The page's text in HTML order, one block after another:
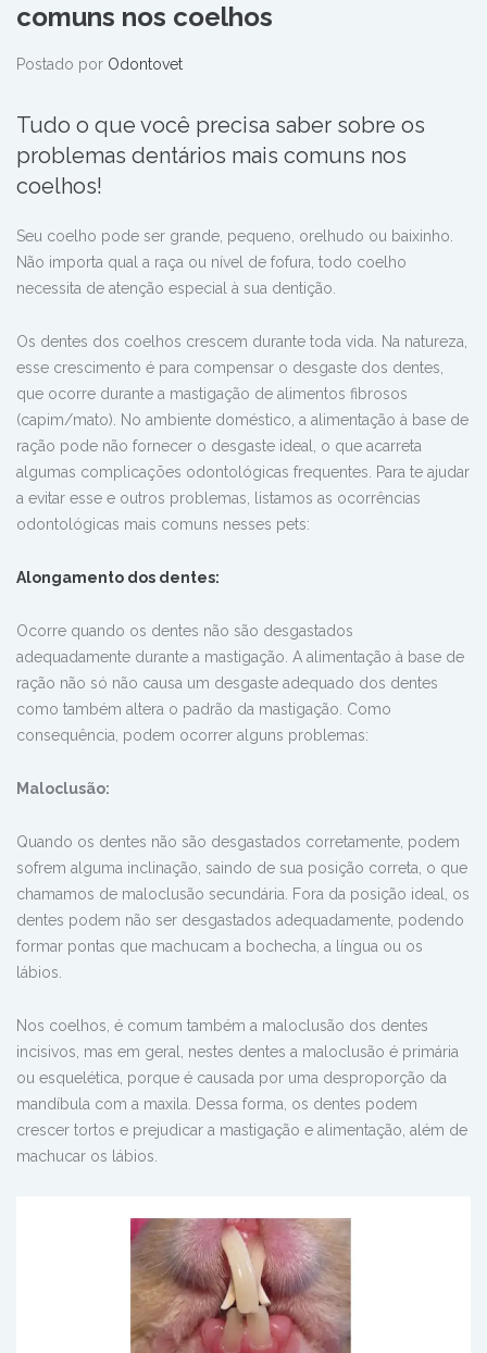
comuns nos coelhos
Postado por Odontovet
Tudo o que você precisa saber sobre os
problemas dentários mais comuns nos
coelhos!
Seu coelho pode ser grande, pequeno, orelhudo ou baixinho.
Não importa qual a raça ou nível de fofura, todo coelho
necessita de atenção especial à sua dentição.
Os dentes dos coelhos crescem durante toda vida. Na natureza,
esse crescimento é para compensar o desgaste dos dentes,
que ocorre durante a mastigação de alimentos fibrosos
(capim/mato). No ambiente doméstico, a alimentação à base de
ração pode não fornecer o desgaste ideal, o que acarreta
algumas complicações odontológicas frequentes. Para te ajudar
a evitar esse e outros problemas, listamos as ocorrências
odontológicas mais comuns nesses pets:
Alongamento dos dentes:
Ocorre quando os dentes não são desgastados
adequadamente durante a mastigação. A alimentação à base de
ração não só não causa um desgaste adequado dos dentes
como também altera o padrão da mastigação. Como
consequência, podem ocorrer alguns problemas:
Maloclusão:
Quando os dentes não são desgastados corretamente, podem
sofrem alguma inclinação, saindo de sua posição correta, o que
chamamos de maloclusão secundária. Fora da posição ideal, os
dentes podem não ser desgastados adequadamente, podendo
formar pontas que machucam a bochecha, a língua ou os
lábios.
Nos coelhos, é comum também a maloclusão dos dentes
incisivos, mas em geral, nestes dentes a maloclusão é primária
ou esquelética, porque é causada por uma desproporção da
mandíbula com a maxila. Dessa forma, os dentes podem
crescer tortos e prejudicar a mastigação e alimentação, além de
machucar os lábios.